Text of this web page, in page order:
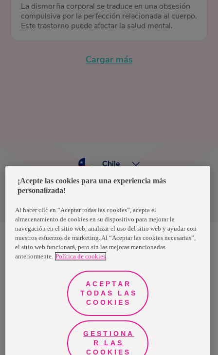
La dismorfia corporal se traduce en una obsesión
compulsiva por la perfección relacionada al cuerpo.
Este trastorno puede afectar la salud mental.
Cargar más
Política de privacidad de datos
Chile
Nosotras, una marca de Essity - una compañía global líder en
higiene y salud. Cada día, mil millones de personas, en todo el
propósito es romper barreras por el bienestar en beneficio de
consumidores, pacientes, cuidadores, clientes y la sociedad en
general. Vendemos en aproximadamente 150 países bajo las
principales marcas globales TENA y Tork, así como otras marcas
como Actimove, Cutimed, JOBST, Knix, Leukoplast, Libero, Libresse,
Lotus, Modibodi, Nosotras, Saba, Tempo, TOM Organic y Zewa. En
2024, Essity tuvo ventas de aproximadamente 13 mil millones de
euros y empleó a 36,000 personas. La sede de la compañía está
ubicada en Estocolmo, Suecia, y Essity cotiza en Nasdaq Estocolmo.
Más información enwww.essity.com.
¡Acepte las cookies para una experiencia más
personalizada!
Al hacer clic en “Aceptar todas las cookies”, acepta el
almacenamiento de cookies en su dispositivo para mejorar la
navegación en el sitio web, analizar el uso del sitio web y ayudar con
nuestros esfuerzos de marketing. Al “Aceptar las cookies necesarias”,
el sitio web funcionará, pero sin las mejoras mencionadas
anteriormente. Política de cookies
ACEPTAR
TODAS LAS
COOKIES
GESTIONA
R LAS
COOKIES